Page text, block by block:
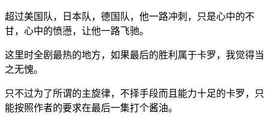
超过美国队，日本队，德国队，他一路冲刺，只是心中的不
甘，心中的愤懑，让他一路飞驰。
这里时全剧最热的地方，如果最后的胜利属于卡罗，我觉得当
之无愧。
只不过为了所谓的主旋律，不择手段而且能力十足的卡罗，只
能按照作者的要求在最后一集打个酱油。